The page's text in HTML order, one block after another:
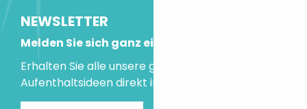
NEWSLETTER
Melden Sie sich ganz einfach an!
Erhalten Sie alle unsere guten Tipps und
Aufenthaltsideen direkt in Ihre Mailbox.